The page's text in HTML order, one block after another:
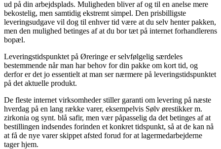
ud på din arbejdsplads. Muligheden bliver af og til en anelse mere
bekostelig, men samtidig ekstremt simpel. Den prisbilligste
leveringsudgave vil dog til enhver tid være at du selv henter pakken,
men den mulighed betinges af at du bor tæt på internet forhandlerens
bopæl.
Leveringstidspunktet på Øreringe er selvfølgelig særdeles
bestemmende når man har behov for din pakke om kort tid, og
derfor er det jo essentielt at man ser nærmere på leveringstidspunktet
på det aktuelle produkt.
De fleste internet virksomheder stiller garanti om levering på næste
hverdag på en lang række varer, eksempelvis Sølv ørestikker m.
zirkonia og synt. blå safir, men vær påpasselig da det betinges af at
bestillingen indsendes forinden et konkret tidspunkt, så at de kan nå
at få de nye varer skippet afsted forud for at lagermedarbejderne
tager hjem.